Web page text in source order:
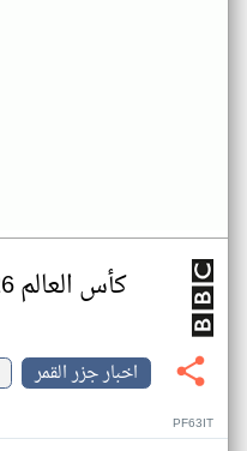
كأس العالم 2026
اخبار جزر القمر
PF63IT